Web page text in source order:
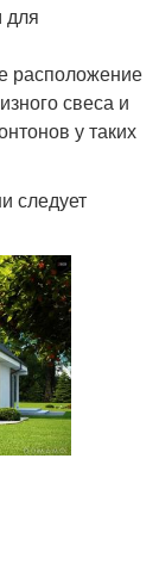
для
расположение
свеса и
у таких
следует